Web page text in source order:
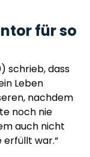
für so
schrieb, dass
Leben
nachdem
noch nie
auch nicht
erfüllt war.“